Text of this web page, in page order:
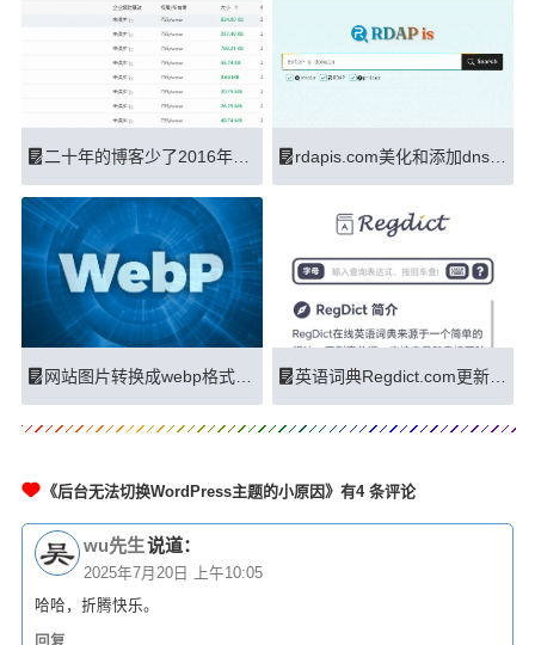
《后台无法切换WordPress主题的小原因》有4 条评论
wu先生说道：
2025年7月20日 上午10:05
哈哈，折腾快乐。
二十年的博客少了2016年一整年的附件 rdapis.com美化和添加dns查询功能基本完成
网站图片转换成webp格式可大大减小 英语词典Regdict.com更新改版成功